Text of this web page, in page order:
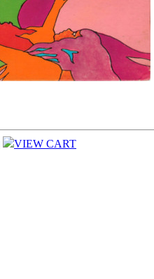
VIEW CART